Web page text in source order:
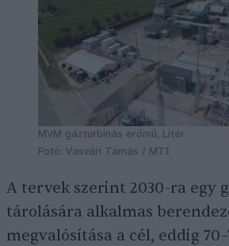
MVM gázturbinás erőmű, Litér
Fotó: Vasvári Tamás / MTI
A tervek szerint 2030-ra egy
tárolására alkalmas
megvalósítása a cél, eddig